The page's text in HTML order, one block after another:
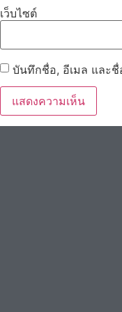
เว็บไซต์
บันทึกชื่อ, อีเมล และชื่